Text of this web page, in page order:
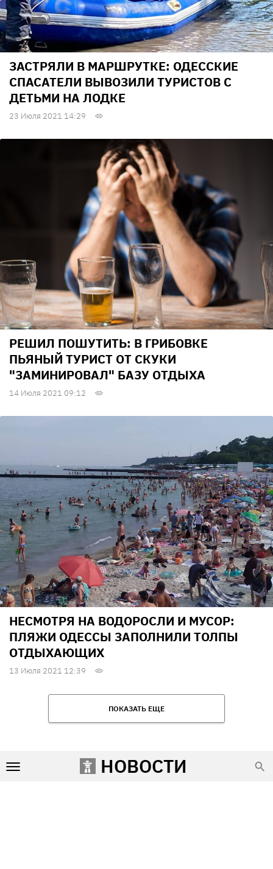
НОВОСТИ
ЗАСТРЯЛИ В МАРШРУТКЕ: ОДЕССКИЕ
СПАСАТЕЛИ ВЫВОЗИЛИ ТУРИСТОВ С
ДЕТЬМИ НА ЛОДКЕ
23 Июля 2021 14:29
РЕШИЛ ПОШУТИТЬ: В ГРИБОВКЕ
ПЬЯНЫЙ ТУРИСТ ОТ СКУКИ
"ЗАМИНИРОВАЛ" БАЗУ ОТДЫХА
14 Июля 2021 09:12
НЕСМОТРЯ НА ВОДОРОСЛИ И МУСОР:
ПЛЯЖИ ОДЕССЫ ЗАПОЛНИЛИ ТОЛПЫ
ОТДЫХАЮЩИХ
13 Июля 2021 12:39
ПОКАЗАТЬ ЕЩЕ
Условия использования